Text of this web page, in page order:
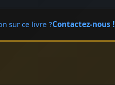
sur ce livre ?Contactez-nous !